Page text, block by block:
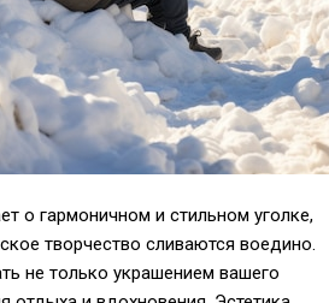
о гармоничном и стильном уголке,
творчество сливаются воедино.
не только украшением вашего